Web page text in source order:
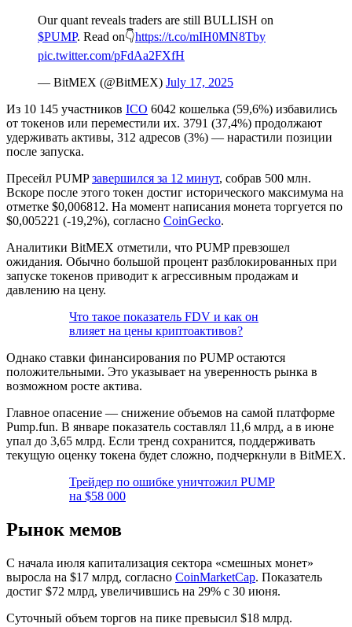
Our quant reveals traders are still BULLISH on
$PUMP. Read on👇https://t.co/mIH0MN8Tby
pic.twitter.com/pFdAa2FXfH
— BitMEX (@BitMEX) July 17, 2025
Из 10 145 участников ICO 6042 кошелька (59,6%) избавились
от токенов или переместили их. 3791 (37,4%) продолжают
удерживать активы, 312 адресов (3%) — нарастили позиции
после запуска.
Пресейл PUMPзавершился за 12 минут, собрав 500 млн.
Вскоре после этого токен достиг исторического максимума на
отметке $0,006812. На момент написания монета торгуется по
$0,005221 (-19,2%), согласно CoinGecko.
Аналитики BitMEX отметили, что PUMP превзошел
ожидания. Обычно большой процент разблокированных при
запуске токенов приводит к агрессивным продажам и
давлению на цену.
Что такое показатель FDV и как он
влияет на цены криптоактивов?
Однако ставки финансирования по PUMP остаются
положительными. Это указывает на уверенность рынка в
возможном росте актива.
Главное опасение — снижение объемов на самой платформе
Pump.fun. В январе показатель составлял 11,6 млрд, а в июне
упал до 3,65 млрд. Если тренд сохранится, поддерживать
текущую оценку токена будет сложно, подчеркнули в BitMEX.
Трейдер по ошибке уничтожил PUMP
на $58 000
Рынок мемов
С начала июля капитализация сектора «смешных монет»
выросла на $17 млрд, согласно CoinMarketCap. Показатель
достиг $72 млрд, увеличившись на 29% с 30 июня.
Суточный объем торгов на пике превысил $18 млрд.